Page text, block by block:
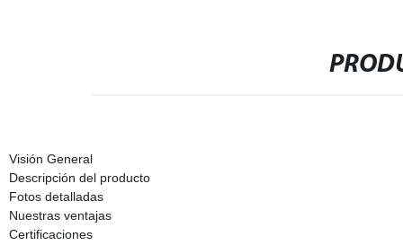
Visión General
Descripción del producto
Fotos detalladas
Nuestras ventajas
Certificaciones